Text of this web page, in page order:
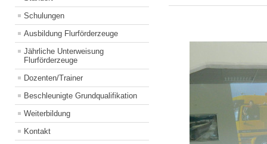
Schulungen
Ausbildung Flurförderzeuge
Jährliche Unterweisung
Flurförderzeuge
Dozenten/Trainer
Beschleunigte Grundqualifikation
Weiterbildung
Kontakt